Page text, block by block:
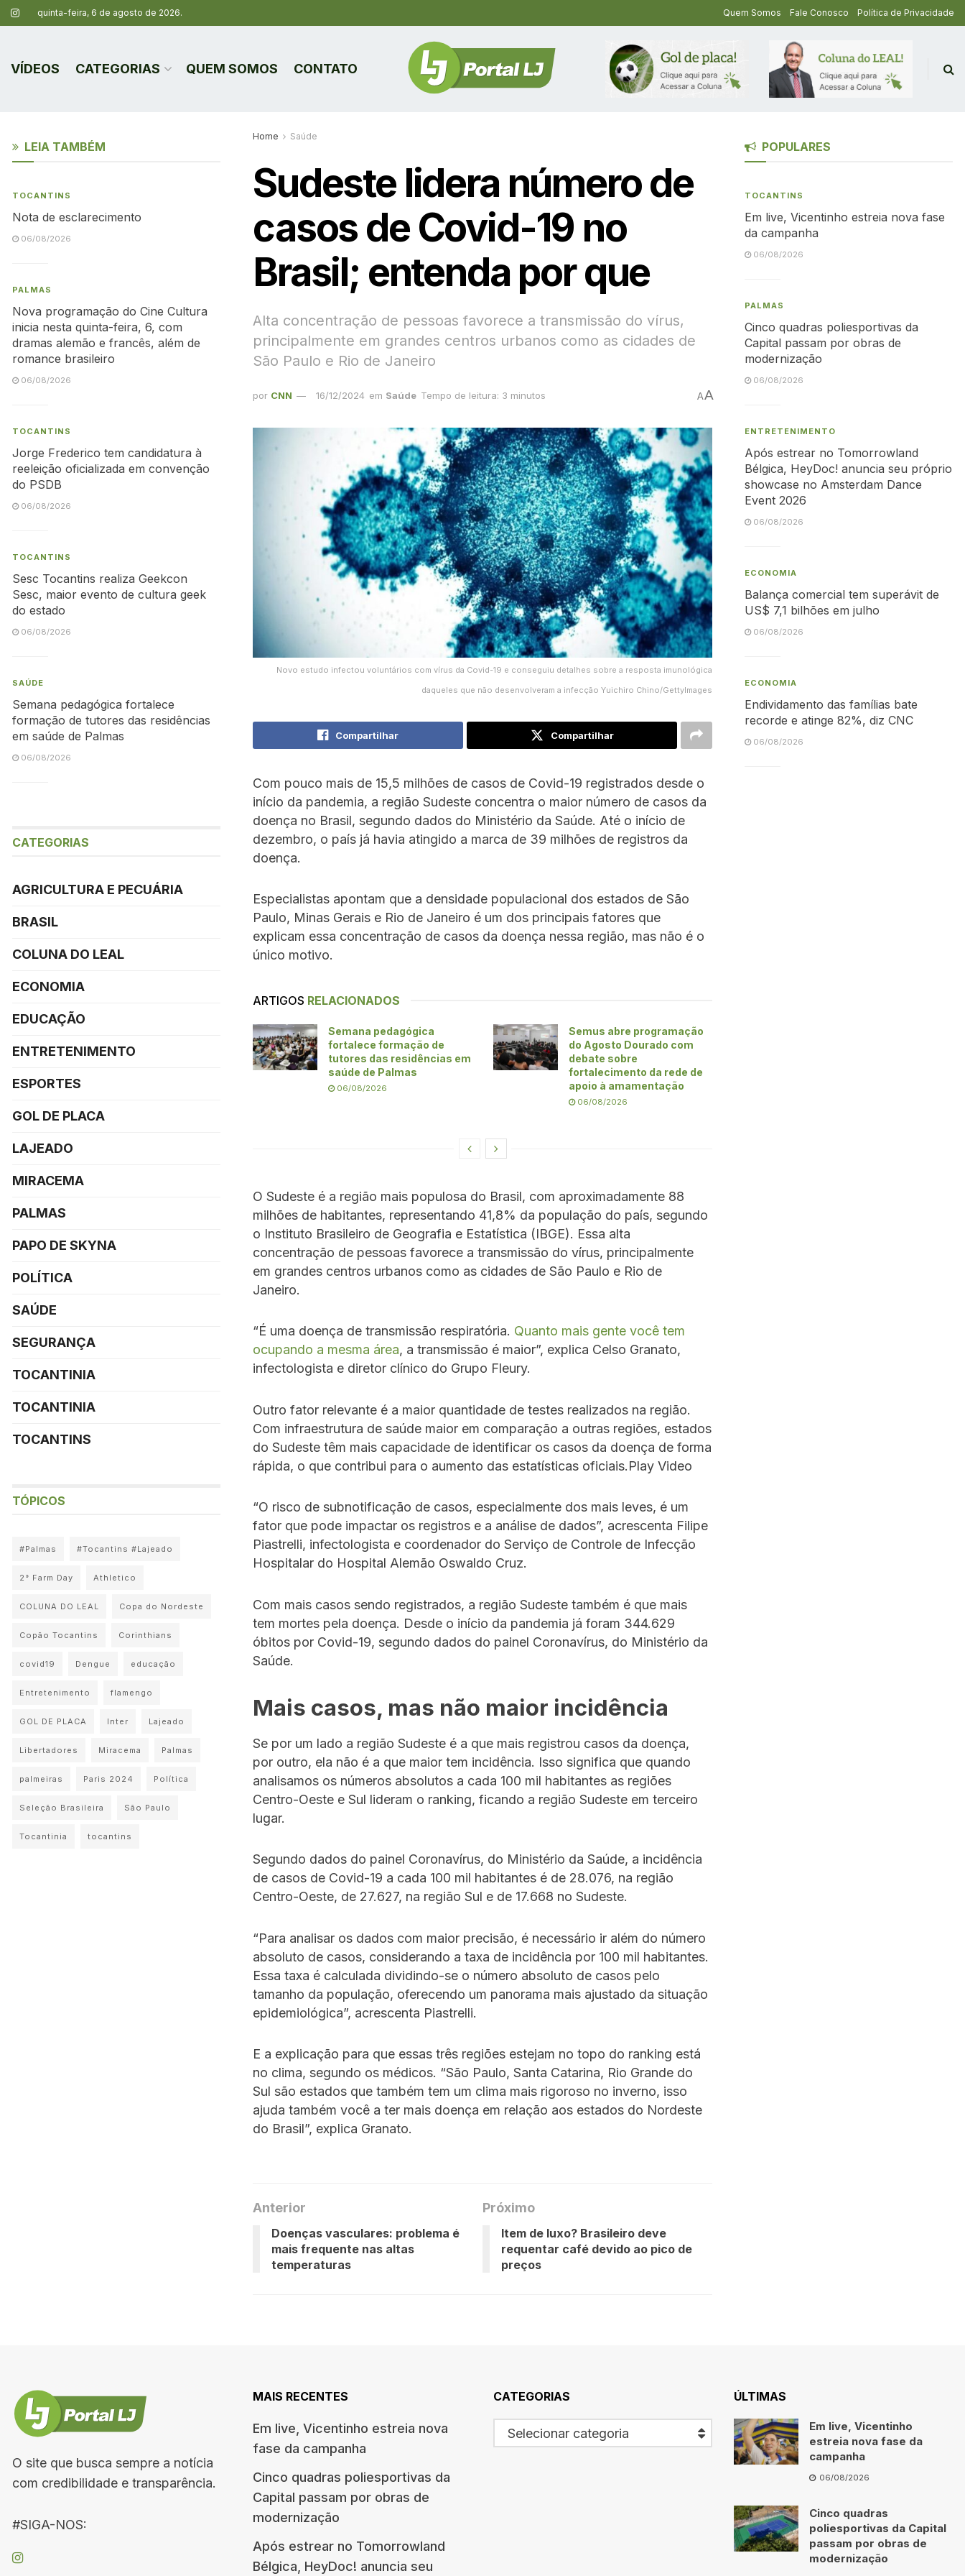
quinta-feira, 6 de agosto de 2026. Quem Somos Fale Conosco Política de Privacidade
VÍDEOS CATEGORIAS QUEM SOMOS CONTATO
Home Saúde
Sudeste lidera número de
casos de Covid-19 no
Brasil; entenda por que
Alta concentração de pessoas favorece a transmissão do vírus,
principalmente em grandes centros urbanos como as cidades de
São Paulo e Rio de Janeiro
por CNN 16/12/2024 em Saúde Tempo de leitura: 3 minutos AA
Novo estudo infectou voluntários com vírus da Covid-19 e conseguiu detalhes sobre a resposta imunológica
daqueles que não desenvolveram a infecção Yuichiro Chino/GettyImages
Compartilhar Compartilhar
Com pouco mais de 15,5 milhões de casos de Covid-19 registrados desde o
início da pandemia, a região Sudeste concentra o maior número de casos da
doença no Brasil, segundo dados do Ministério da Saúde. Até o início de
dezembro, o país já havia atingido a marca de 39 milhões de registros da
doença.
Especialistas apontam que a densidade populacional dos estados de São
Paulo, Minas Gerais e Rio de Janeiro é um dos principais fatores que
explicam essa concentração de casos da doença nessa região, mas não é o
único motivo.
ARTIGOS RELACIONADOS
Semana pedagógica
fortalece formação de
tutores das residências em
saúde de Palmas
06/08/2026
Semus abre programação
do Agosto Dourado com
debate sobre
fortalecimento da rede de
apoio à amamentação
06/08/2026
O Sudeste é a região mais populosa do Brasil, com aproximadamente 88
milhões de habitantes, representando 41,8% da população do país, segundo
o Instituto Brasileiro de Geografia e Estatística (IBGE). Essa alta
concentração de pessoas favorece a transmissão do vírus, principalmente
em grandes centros urbanos como as cidades de São Paulo e Rio de
Janeiro.
“É uma doença de transmissão respiratória. Quanto mais gente você tem
ocupando a mesma área, a transmissão é maior”, explica Celso Granato,
infectologista e diretor clínico do Grupo Fleury.
Outro fator relevante é a maior quantidade de testes realizados na região.
Com infraestrutura de saúde maior em comparação a outras regiões, estados
do Sudeste têm mais capacidade de identificar os casos da doença de forma
rápida, o que contribui para o aumento das estatísticas oficiais.Play Video
“O risco de subnotificação de casos, especialmente dos mais leves, é um
fator que pode impactar os registros e a análise de dados”, acrescenta Filipe
Piastrelli, infectologista e coordenador do Serviço de Controle de Infecção
Hospitalar do Hospital Alemão Oswaldo Cruz.
Com mais casos sendo registrados, a região Sudeste também é que mais
tem mortes pela doença. Desde o início da pandemia já foram 344.629
óbitos por Covid-19, segundo dados do painel Coronavírus, do Ministério da
Saúde.
Mais casos, mas não maior incidência
Se por um lado a região Sudeste é a que mais registrou casos da doença,
por outro, ela não é a que maior tem incidência. Isso significa que quando
analisamos os números absolutos a cada 100 mil habitantes as regiões
Centro-Oeste e Sul lideram o ranking, ficando a região Sudeste em terceiro
lugar.
Segundo dados do painel Coronavírus, do Ministério da Saúde, a incidência
de casos de Covid-19 a cada 100 mil habitantes é de 28.076, na região
Centro-Oeste, de 27.627, na região Sul e de 17.668 no Sudeste.
“Para analisar os dados com maior precisão, é necessário ir além do número
absoluto de casos, considerando a taxa de incidência por 100 mil habitantes.
Essa taxa é calculada dividindo-se o número absoluto de casos pelo
tamanho da população, oferecendo um panorama mais ajustado da situação
epidemiológica”, acrescenta Piastrelli.
E a explicação para que essas três regiões estejam no topo do ranking está
no clima, segundo os médicos. “São Paulo, Santa Catarina, Rio Grande do
Sul são estados que também tem um clima mais rigoroso no inverno, isso
ajuda também você a ter mais doença em relação aos estados do Nordeste
do Brasil”, explica Granato.
Anterior
Doenças vasculares: problema é
mais frequente nas altas
temperaturas
Próximo
Item de luxo? Brasileiro deve
requentar café devido ao pico de
preços
LEIA TAMBÉM
TOCANTINS
Nota de esclarecimento
06/08/2026
PALMAS
Nova programação do Cine Cultura
inicia nesta quinta-feira, 6, com
dramas alemão e francês, além de
romance brasileiro
06/08/2026
TOCANTINS
Jorge Frederico tem candidatura à
reeleição oficializada em convenção
do PSDB
06/08/2026
TOCANTINS
Sesc Tocantins realiza Geekcon
Sesc, maior evento de cultura geek
do estado
06/08/2026
SAÚDE
Semana pedagógica fortalece
formação de tutores das residências
em saúde de Palmas
06/08/2026
CATEGORIAS
AGRICULTURA E PECUÁRIA
BRASIL
COLUNA DO LEAL
ECONOMIA
EDUCAÇÃO
ENTRETENIMENTO
ESPORTES
GOL DE PLACA
LAJEADO
MIRACEMA
PALMAS
PAPO DE SKYNA
POLÍTICA
SAÚDE
SEGURANÇA
TOCANTINIA
TOCANTINIA
TOCANTINS
TÓPICOS
#Palmas #Tocantins #Lajeado
2° Farm Day Athletico
COLUNA DO LEAL Copa do Nordeste
Copão Tocantins Corinthians
covid19 Dengue educação
Entretenimento flamengo
GOL DE PLACA Inter Lajeado
Libertadores Miracema Palmas
palmeiras Paris 2024 Política
Seleção Brasileira São Paulo
Tocantinia tocantins
POPULARES
TOCANTINS
Em live, Vicentinho estreia nova fase
da campanha
06/08/2026
PALMAS
Cinco quadras poliesportivas da
Capital passam por obras de
modernização
06/08/2026
ENTRETENIMENTO
Após estrear no Tomorrowland
Bélgica, HeyDoc! anuncia seu próprio
showcase no Amsterdam Dance
Event 2026
06/08/2026
ECONOMIA
Balança comercial tem superávit de
US$ 7,1 bilhões em julho
06/08/2026
ECONOMIA
Endividamento das famílias bate
recorde e atinge 82%, diz CNC
06/08/2026
O site que busca sempre a notícia
com credibilidade e transparência.
#SIGA-NOS:
MAIS RECENTES
Em live, Vicentinho estreia nova
fase da campanha
Cinco quadras poliesportivas da
Capital passam por obras de
modernização
Após estrear no Tomorrowland
Bélgica, HeyDoc! anuncia seu
CATEGORIAS
Selecionar categoria
ÚLTIMAS
Em live, Vicentinho
estreia nova fase da
campanha
06/08/2026
Cinco quadras
poliesportivas da Capital
passam por obras de
modernização